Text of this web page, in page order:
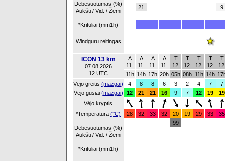
Debesuotumas (%)
Aukšti / Vid. / Žemi
21 9
*Krituliai (mm1h) -
Windguru reitingas
ICON 13 km
07.08.2026
12 UTC
A
11.
A
11.
A
11.
A
11.
T
12.
T
12.
T
12.
T
12.
T
11h 14h 17h 20h 05h 08h 11h 14h
Vėjo greitis (mazgai) 4 8 8 6 3 2 4 7
7
Vėjo gūsiai (mazgai) 12 21 21 16 9 7 12 19
19
Vėjo kryptis
*Temperatūra (°C) 28 32 33 32 20 19 29 33 35
Debesuotumas (%)
Aukšti / Vid. / Žemi
99
*Krituliai (mm1h) - - - - - - - - -